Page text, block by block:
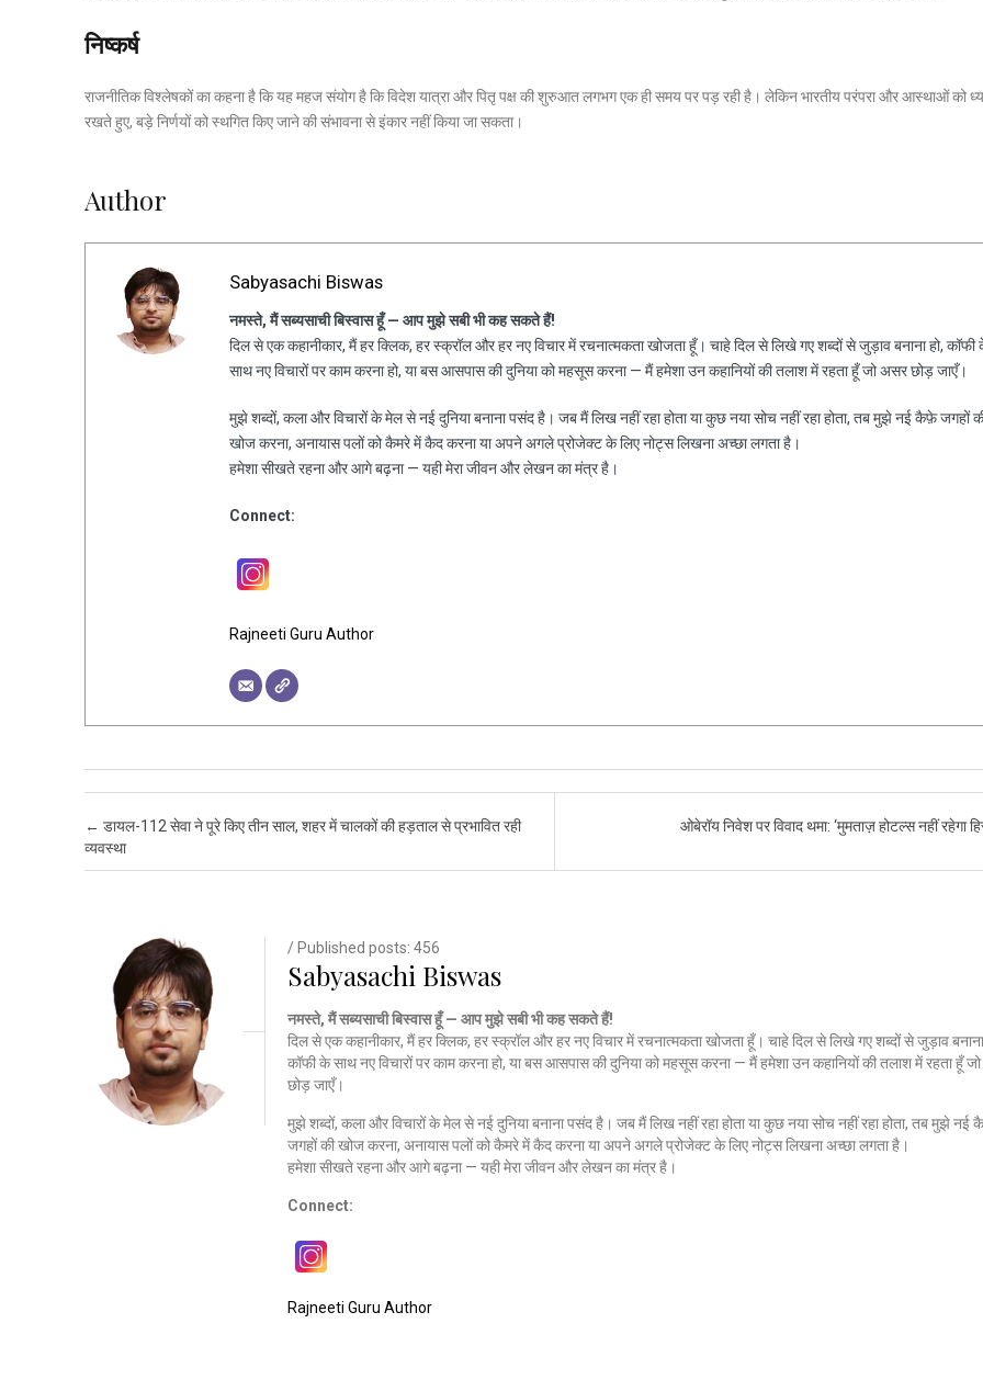
निष्कर्ष
राजनीतिक विश्लेषकों का कहना है कि यह महज संयोग है कि विदेश यात्रा और पितृ पक्ष की शुरुआत लगभग एक ही समय पर पड़ रही है। लेकिन भारतीय परंपरा और आस्थाओं को
रखते हुए, बड़े निर्णयों को स्थगित किए जाने की संभावना से इंकार नहीं किया जा सकता।
Author
Sabyasachi Biswas
नमस्ते, मैं सब्यसाची बिस्वास हूँ — आप मुझे सबी भी कह सकते हैं!
दिल से एक कहानीकार, मैं हर क्लिक, हर स्क्रॉल और हर नए विचार में रचनात्मकता खोजता हूँ। चाहे दिल से लिखे गए शब्दों से जुड़ाव बनाना हो, कॉफी
साथ नए विचारों पर काम करना हो, या बस आसपास की दुनिया को महसूस करना — मैं हमेशा उन कहानियों की तलाश में रहता हूँ जो असर छोड़ जाएँ।
मुझे शब्दों, कला और विचारों के मेल से नई दुनिया बनाना पसंद है। जब मैं लिख नहीं रहा होता या कुछ नया सोच नहीं रहा होता, तब मुझे नई कैफ़े जगहों
खोज करना, अनायास पलों को कैमरे में कैद करना या अपने अगले प्रोजेक्ट के लिए नोट्स लिखना अच्छा लगता है।
हमेशा सीखते रहना और आगे बढ़ना — यही मेरा जीवन और लेखन का मंत्र है।
Connect:
Rajneeti Guru Author
Post navigation
← डायल-112 सेवा ने पूरे किए तीन साल, शहर में चालकों की हड़ताल से प्रभावित रही
व्यवस्था
ओबेरॉय निवेश पर विवाद थमा: ‘मुमताज़ होटल्स नहीं रहेगा
/ Published posts: 456
Sabyasachi Biswas
नमस्ते, मैं सब्यसाची बिस्वास हूँ — आप मुझे सबी भी कह सकते हैं!
दिल से एक कहानीकार, मैं हर क्लिक, हर स्क्रॉल और हर नए विचार में रचनात्मकता खोजता हूँ। चाहे दिल से लिखे गए शब्दों से जुड़ाव बनाना
कॉफी के साथ नए विचारों पर काम करना हो, या बस आसपास की दुनिया को महसूस करना — मैं हमेशा उन कहानियों की तलाश में रहता हूँ
छोड़ जाएँ।
मुझे शब्दों, कला और विचारों के मेल से नई दुनिया बनाना पसंद है। जब मैं लिख नहीं रहा होता या कुछ नया सोच नहीं रहा होता, तब मुझे नई
जगहों की खोज करना, अनायास पलों को कैमरे में कैद करना या अपने अगले प्रोजेक्ट के लिए नोट्स लिखना अच्छा लगता है।
हमेशा सीखते रहना और आगे बढ़ना — यही मेरा जीवन और लेखन का मंत्र है।
Connect:
Rajneeti Guru Author